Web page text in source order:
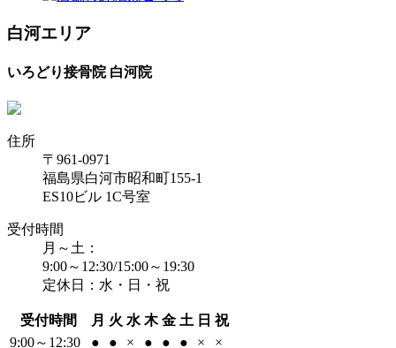
白河エリア
いろどり接骨院 白河院
住所
〒961-0971
福島県白河市昭和町155-1
ES10ビル 1C号室
受付時間
月～土：
9:00～12:30/15:00～19:30
定休日：水・日・祝
受付時間 月 火 水 木 金 土 日 祝
9:00～12:30
● ● × ● ● ● ×
×